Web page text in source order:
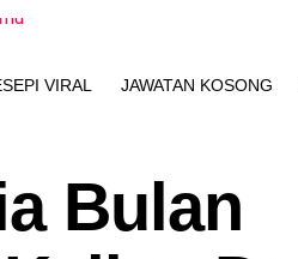
VIRAL JAWATAN KOSONG
Bulan